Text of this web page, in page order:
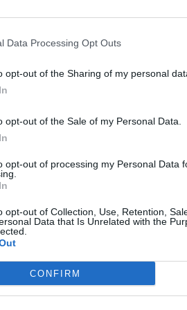
Data Processing Opt Outs
opt-out of the Sharing of my personal
opt-out of the Sale of my Personal Data.
opt-out of processing my Personal Data
opt-out of Collection, Use, Retention,
Data that Is Unrelated with the
CONFIRM
i en lang melding forklart hvorfor han
Haugesund-regionen, Rogaland og
Det året skal jeg bruke